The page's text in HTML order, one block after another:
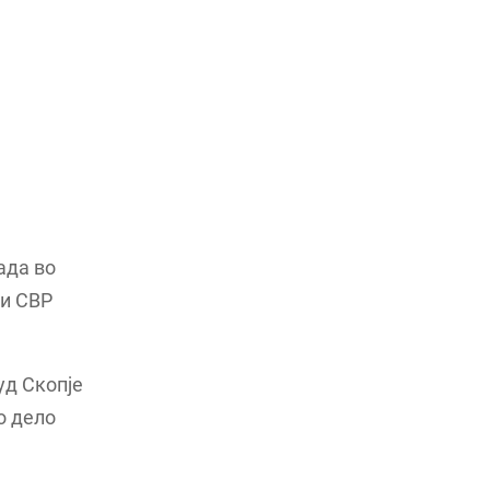
во
СВР
Скопје
дело